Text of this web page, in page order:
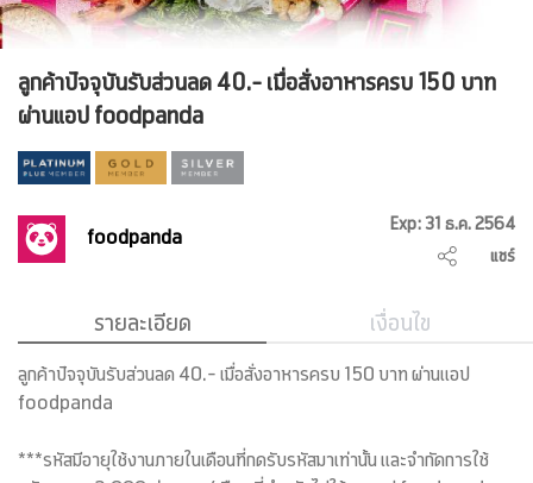
ลูกค้าปัจจุบันรับส่วนลด 40.- เมื่อสั่งอาหารครบ 150 บาท
ผ่านแอป foodpanda
foodpanda
Exp: 31 ธ.ค. 2564
แชร์
รายละเอียด เงื่อนไข
ลูกค้าปัจจุบันรับส่วนลด 40.- เมื่อสั่งอาหารครบ 150 บาท ผ่านแอป
foodpanda
***รหัสมีอายุใช้งานภายในเดือนที่กดรับรหัสมาเท่านั้น และจำกัดการใช้